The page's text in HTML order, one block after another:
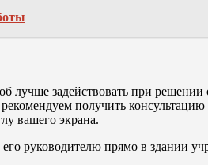
задействовать при
получить
вашего экрана.
руководителю прямо в здании